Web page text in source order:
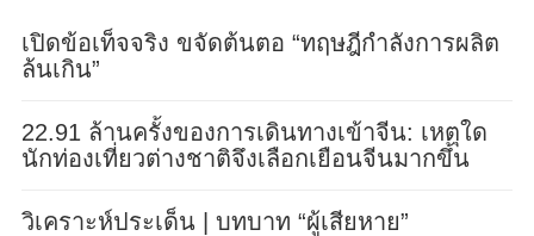
เปิดข้อเท็จจริง ขจัดต้นตอ “ทฤษฎีกำลังการผลิต
ล้นเกิน”
22.91 ล้านครั้งของการเดินทางเข้าจีน: เหตุใด
นักท่องเที่ยวต่างชาติจึงเลือกเยือนจีนมากขึ้น
วิเคราะห์ประเด็น | บทบาท “ผู้เสียหาย”